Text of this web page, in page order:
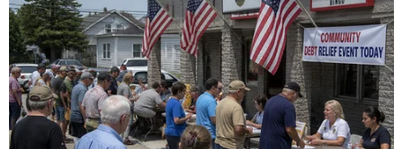
TIN LIÊN QUAN